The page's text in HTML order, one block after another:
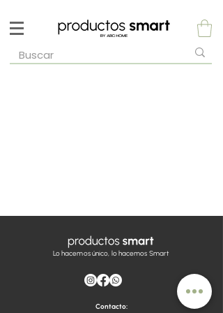
Lo hacemos único, lo hacemos Smart
Contacto: